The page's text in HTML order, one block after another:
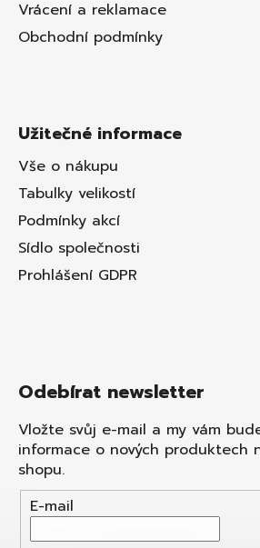
Vrácení a reklamace
Obchodní podmínky
Užitečné informace
Vše o nákupu
Tabulky velikostí
Podmínky akcí
Sídlo společnosti
Prohlášení GDPR
Odebírat newsletter
Vložte svůj e-mail a my vám
informace o nových produktech
shopu.
E-mail